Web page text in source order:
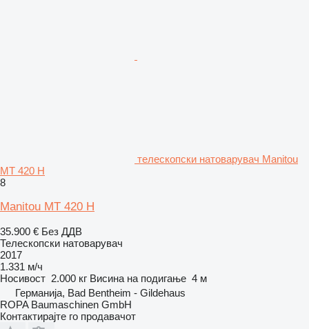
телескопски натоварувач Manitou
MT 420 H
8
Manitou MT 420 H
35.900 € Без ДДВ
Телескопски натоварувач
2017
1.331 м/ч
Носивост 2.000 кг Висина на подигање 4 м
Германија, Bad Bentheim - Gildehaus
ROPA Baumaschinen GmbH
Контактирајте го продавачот